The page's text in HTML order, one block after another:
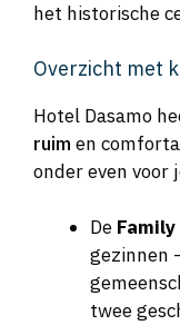
het historische
Overzicht met
Hotel Dasamo
ruim en
onder even voor
De
gezinnen
twee